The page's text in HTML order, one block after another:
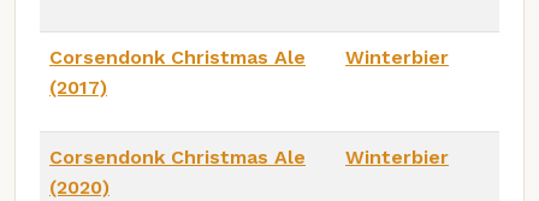
Corsendonk Christmas Ale
(2017)
Winterbier
Corsendonk Christmas Ale
(2020)
Winterbier